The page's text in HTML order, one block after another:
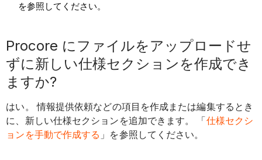
を参照してください。
Procore にファイルをアップロードせ
ずに新しい仕様セクションを作成でき
ますか?
はい。 情報提供依頼などの項目を作成または編集するとき
に、新しい仕様セクションを追加できます。 「仕様セクシ
ョンを手動で作成する 」を参照してください。